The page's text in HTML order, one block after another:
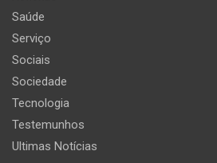
Saúde
Serviço
Sociais
Sociedade
Tecnologia
Testemunhos
Ultimas Notícias